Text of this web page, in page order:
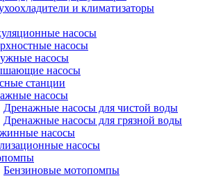
и климатизаторы
насосы
насосы
насосы
насосы
станции
насосы
Дренажные насосы для чистой воды
Дренажные насосы для грязной воды
насосы
насосы
Бензиновые мотопомпы